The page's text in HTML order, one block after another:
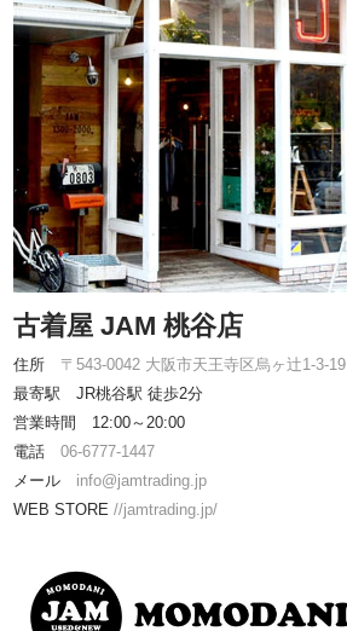
古着屋 JAM 桃谷店
住所 〒543-0042 大阪市天王寺区烏ヶ辻1-3-19
最寄駅 JR桃谷駅 徒歩2分
営業時間 12:00～20:00
電話06-6777-1447
メール info@jamtrading.jp
WEB STORE//jamtrading.jp/